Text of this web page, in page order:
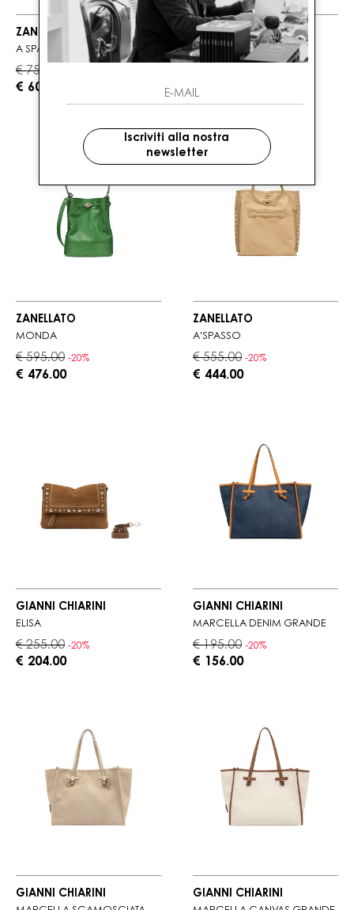
ZANELLATO
A SPASSO ZASHMERE M
€ 750.00
€ 600.00
ZANELLATO
POSTINA ZASHMERE S
€ 600.00
ZANELLATO
MONDÀ
€ 595.00 -20%
€ 476.00
ZANELLATO
A'SPASSO
€ 555.00 -20%
€ 444.00
GIANNI CHIARINI
ELISA
€ 255.00 -20%
€ 204.00
GIANNI CHIARINI
MARCELLA DENIM GRANDE
€ 195.00 -20%
€ 156.00
GIANNI CHIARINI GIANNI CHIARINI
Iscriviti alla nostra
newsletter